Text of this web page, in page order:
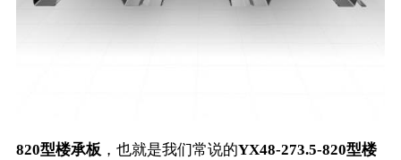
820型楼承板，也就是我们常说的YX48-273.5-820型楼